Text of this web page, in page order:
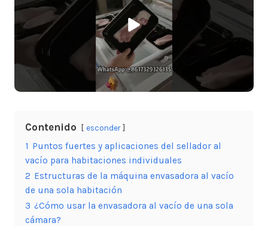
Contenido esconder
1 Puntos fuertes y aplicaciones del sellador al
vacío para habitaciones individuales
2 Estructuras de la máquina envasadora al vacío
de una sola habitación
3 ¿Cómo usar la envasadora al vacío de una sola
cámara?